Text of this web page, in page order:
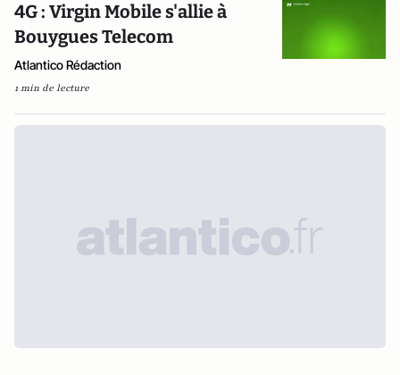
4G : Virgin Mobile s'allie à
Bouygues Telecom
Atlantico Rédaction
1 min de lecture